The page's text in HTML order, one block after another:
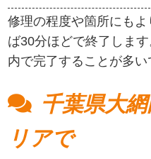
修理の程度や箇所にも
ば30分ほどで終了しま
内で完了することが多い
千葉県大
リアで